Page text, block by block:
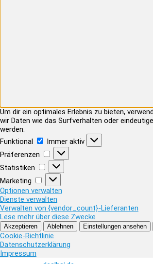
Um dir ein optimales Erlebnis zu bieten,
wir Daten wie das Surfverhalten oder
werden.
Funktional
Funktional
Immer aktiv
Präferenzen
Präferenzen
Statistiken
Statistiken
Marketing
Marketing
Optionen verwalten
Dienste verwalten
Verwalten von {vendor_count}-Lieferanten
Lese mehr über diese Zwecke
Akzeptieren Ablehnen Einstellungen ansehen
Cookie-Richtlinie
Datenschutzerklärung
Impressum